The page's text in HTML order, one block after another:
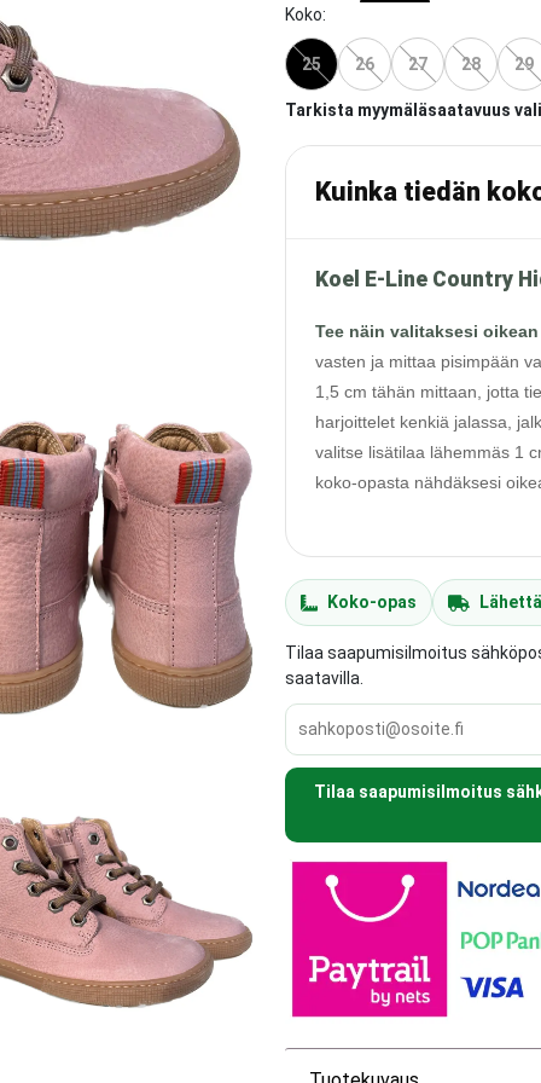
Koko:
25 26 27 28 29
Tarkista myymäläsaatavuus
Kuinka tiedän
Koel E-Line Country
Tee näin valitaksesi
vasten ja mittaa pisimpään
1,5 cm tähän mittaan, jotta
harjoittelet kenkiä jalassa,
valitse lisätilaa lähemmäs 1
koko-opasta nähdäksesi
Koko-opas
Tilaa saapumisilmoitus
saatavilla.
Tilaa saapumisilmoitus